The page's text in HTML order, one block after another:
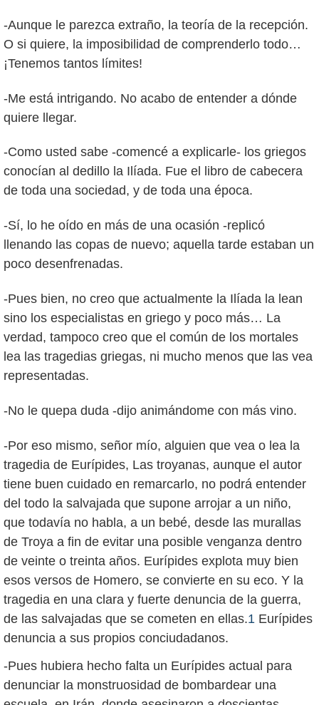
-Aunque le parezca extraño, la teoría de la recepción.
O si quiere, la imposibilidad de comprenderlo todo…
¡Tenemos tantos límites!
-Me está intrigando. No acabo de entender a dónde
quiere llegar.
-Como usted sabe -comencé a explicarle- los griegos
conocían al dedillo la Ilíada. Fue el libro de cabecera
de toda una sociedad, y de toda una época.
-Sí, lo he oído en más de una ocasión -replicó
llenando las copas de nuevo; aquella tarde estaban un
poco desenfrenadas.
-Pues bien, no creo que actualmente la Ilíada la lean
sino los especialistas en griego y poco más… La
verdad, tampoco creo que el común de los mortales
lea las tragedias griegas, ni mucho menos que las vea
representadas.
-No le quepa duda -dijo animándome con más vino.
-Por eso mismo, señor mío, alguien que vea o lea la
tragedia de Eurípides, Las troyanas, aunque el autor
tiene buen cuidado en remarcarlo, no podrá entender
del todo la salvajada que supone arrojar a un niño,
que todavía no habla, a un bebé, desde las murallas
de Troya a fin de evitar una posible venganza dentro
de veinte o treinta años. Eurípides explota muy bien
esos versos de Homero, se convierte en su eco. Y la
tragedia en una clara y fuerte denuncia de la guerra,
de las salvajadas que se cometen en ellas.1 Eurípides
denuncia a sus propios conciudadanos.
-Pues hubiera hecho falta un Eurípides actual para
denunciar la monstruosidad de bombardear una